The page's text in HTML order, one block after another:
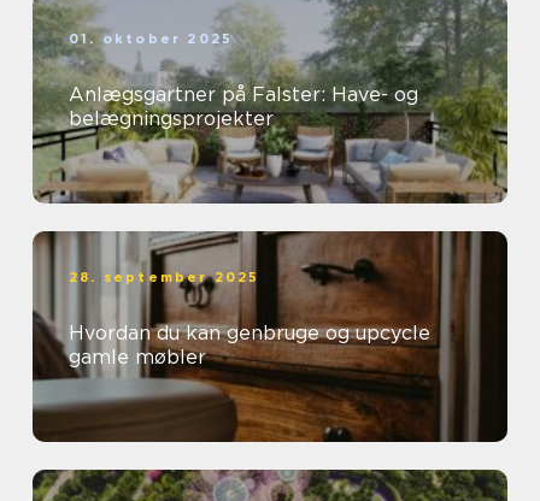
01. oktober 2025
Anlægsgartner på Falster: Have- og
belægningsprojekter
28. september 2025
Hvordan du kan genbruge og upcycle
gamle møbler